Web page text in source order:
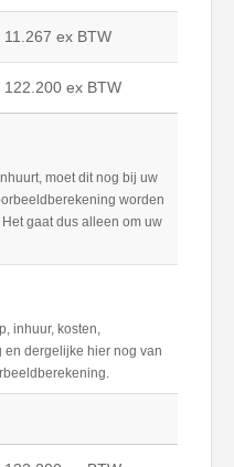
11.267 ex BTW
122.200 ex BTW
moet dit nog bij uw
worden
gaat dus alleen om uw
inhuur, kosten,
dergelijke hier nog van